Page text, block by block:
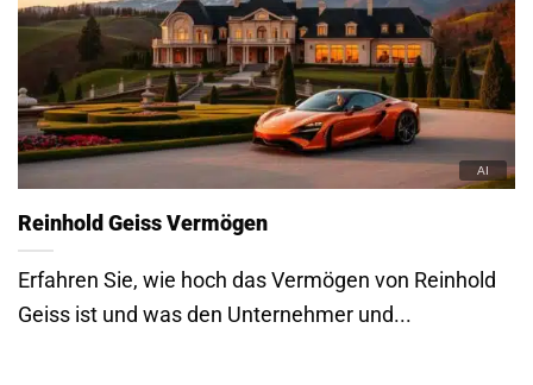
Reinhold Geiss Vermögen
Erfahren Sie, wie hoch das Vermögen von Reinhold
Geiss ist und was den Unternehmer und...